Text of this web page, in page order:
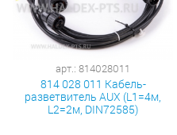
арт.: 814028011
814 028 011 Кабель-
разветвитель AUX (L1=4м,
L2=2м, DIN72585)